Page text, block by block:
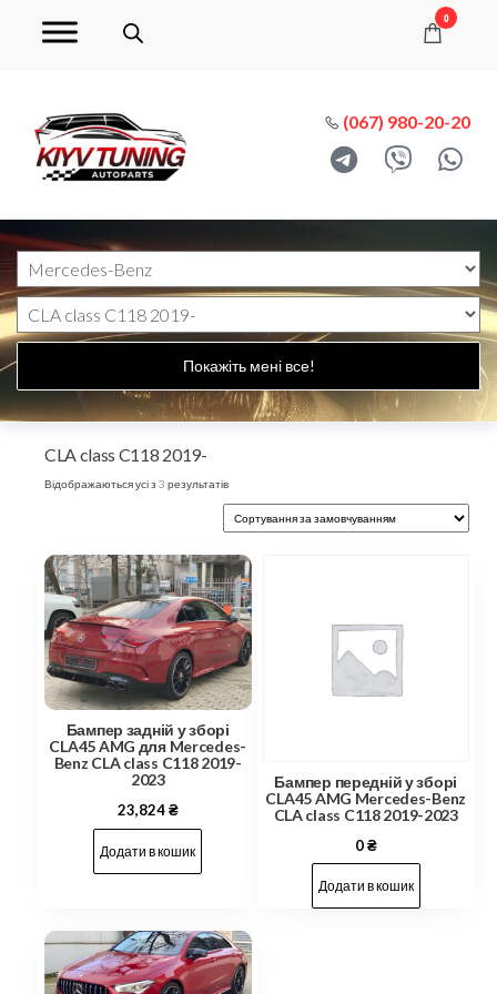
0
(067) 980-20-20
Покажіть мені все!
CLA class C118 2019-
Відображаються усі з 3 результатів
Бампер задній у зборі
CLA45 AMG для Mercedes-
Benz CLA class C118 2019-
2023
23,824₴
Додати в кошик
Бампер передній у зборі
CLA45 AMG Mercedes-Benz
CLA class C118 2019-2023
0₴
Додати в кошик